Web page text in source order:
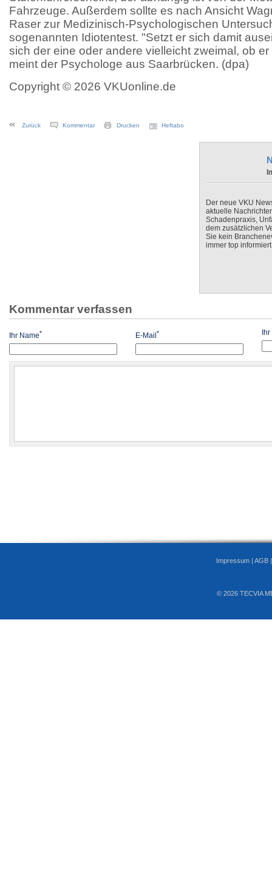
Fahrzeuge. Außerdem sollte es nach Ansicht
Raser zur Medizinisch-Psychologischen
sogenannten Idiotentest. "Setzt er sich damit
sich der eine oder andere vielleicht zweimal, ob
meint der Psychologe aus Saarbrücken. (dpa)
Copyright © 2026 VKUonline.de
Zurück Kommentar Drucken Heftabo
Der neue VKU
aktuelle
Schadenpraxis,
dem zusätzlichen
Sie kein
immer top
Kommentar verfassen
Ihr Name* E-Mail *
Impressum | AGB
© 2026 TECVIA